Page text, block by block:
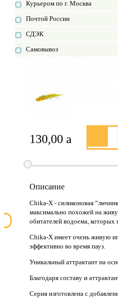
Курьером по г. Москва
Почтой России
СДЭК
Самовывоз
130,00 a
Описание
Chika-X - силиконовая
максимально похожей на
обитателей водоема,
Chika-X имеет очень живую
эффективно во время пауз.
Уникальный аттрактант на
Благодаря составу и
Серия изготовлена с